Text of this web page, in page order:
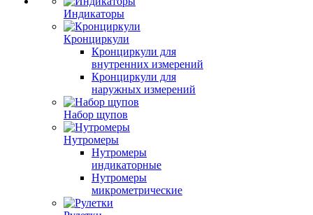
Индикаторы
Кронциркули
Кронциркули для
внутренних измерений
Кронциркули для
наружных измерений
Набор щупов
Нутромеры
Нутромеры
индикаторные
Нутромеры
микрометрические